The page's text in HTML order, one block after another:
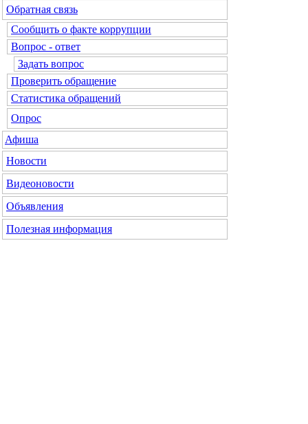
Обратная связь
Сообщить о факте коррупции
Вопрос - ответ
Задать вопрос
Проверить обращение
Статистика обращений
Опрос
Афиша
Новости
Видеоновости
Объявления
Полезная информация